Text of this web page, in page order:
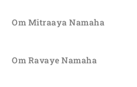
Om Mitraaya Namaha
Om Ravaye Namaha